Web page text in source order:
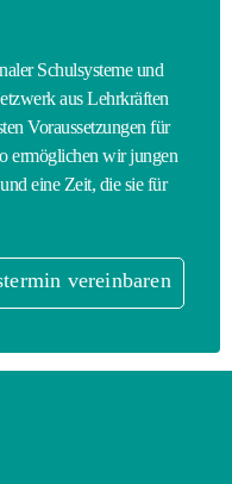
Schulsysteme und
aus Lehrkräften
Voraussetzungen für
ermöglichen wir jungen
eine Zeit, die sie für
vereinbaren